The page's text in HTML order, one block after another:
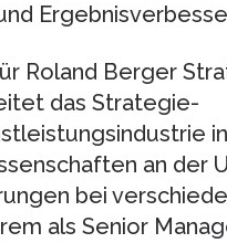
Roland Berger
das Strategie-
an der
bei
als Senior